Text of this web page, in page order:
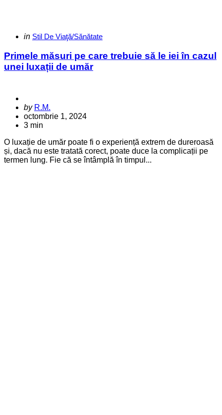
Categories
Posted
in Stil De Viaţă/Sănătate
Primele măsuri pe care trebuie să le iei în cazul
unei luxații de umăr
Posted
by
by R.M.
octombrie 1, 2024
3 min
O luxație de umăr poate fi o experiență extrem de dureroasă
și, dacă nu este tratată corect, poate duce la complicații pe
termen lung. Fie că se întâmplă în timpul...